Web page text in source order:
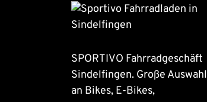
SPORTIVO Fahrradgeschäft
Sindelfingen. Große Auswahl
an Bikes, E-Bikes,